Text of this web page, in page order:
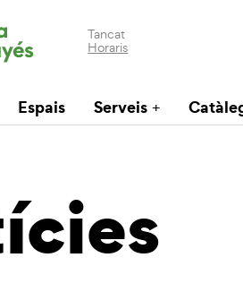
Tancat
Horaris
Espais Serveis